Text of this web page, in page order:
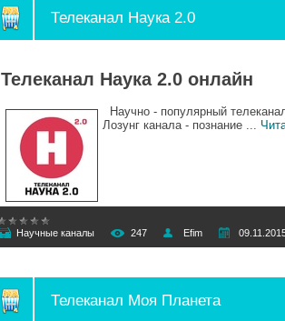
Телеканал Наука 2.0
Телеканал Наука 2.0 онлайн
Научно - популярный
Лозунг канала - познание ...
Научные каналы 247 Efim
Телеканал Моя Планета